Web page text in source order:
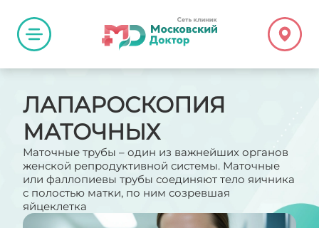
ЛАПАРОСКОПИЯ
МАТОЧНЫХ
Маточные трубы – один из важнейших органов
женской репродуктивной системы. Маточные
или фаллопиевы трубы соединяют тело яичника
с полостью матки, по ним созревшая
яйцеклетка